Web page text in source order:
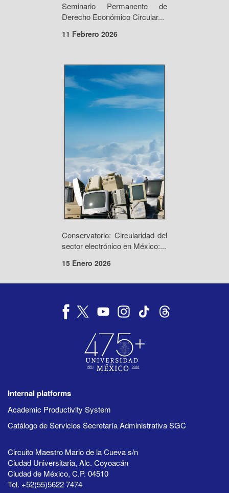
Seminario Permanente de
Derecho Económico Circular...
11 Febrero 2026
Conservatorio: Circularidad del
sector electrónico en México:...
15 Enero 2026
Internal platforms
Academic Productivity System
Catálogo de Servicios Secretaría Administrativa SGC
Circuito Maestro Mario de la Cueva s/n
Ciudad Universitaria, Alc. Coyoacán
Ciudad de México, C.P. 04510
Tel. +52(55)5622 7474